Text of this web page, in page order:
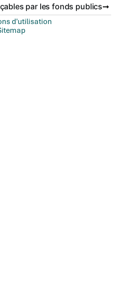
par les fonds publics
d'utilisation